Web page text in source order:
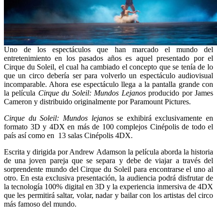
Uno de los espectáculos que han marcado el mundo del
entretenimiento en los pasados años es aquel presentado por el
Cirque du Soleil, el cual ha cambiado el concepto que se tenía de lo
que un circo debería ser para volverlo un espectáculo audiovisual
incomparable. Ahora ese espectáculo llega a la pantalla grande con
la película Cirque du Soleil: Mundos Lejanosproducido por James
Cameron y distribuido originalmente por Paramount Pictures.
Cirque du Soleil: Mundos lejanosse exhibirá exclusivamente en
formato 3D y 4DX en más de 100 complejos Cinépolis de todo el
país así como en 13 salas Cinépolis 4DX.
Escrita y dirigida por Andrew Adamson la película aborda la historia
de una joven pareja que se separa y debe de viajar a través del
sorprendente mundo del Cirque du Soleil para encontrarse el uno al
otro. En esta exclusiva presentación, la audiencia podrá disfrutar de
la tecnología 100% digital en 3D y la experiencia inmersiva de 4DX
que les permitirá saltar, volar, nadar y bailar con los artistas del circo
más famoso del mundo.